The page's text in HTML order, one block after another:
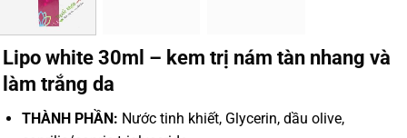
Lipo white 30ml – kem trị nám tàn nhang và
làm trắng da
THÀNH PHẦN: Nước tinh khiết, Glycerin, dầu olive,